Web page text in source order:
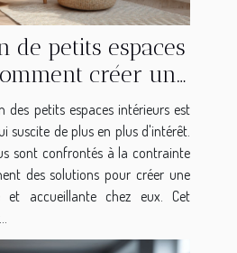
de petits espaces
créer une
spacieuse
des petits espaces intérieurs est
suscite de plus en plus d'intérêt.
sont confrontés à la contrainte
des solutions pour créer une
et accueillante chez eux. Cet